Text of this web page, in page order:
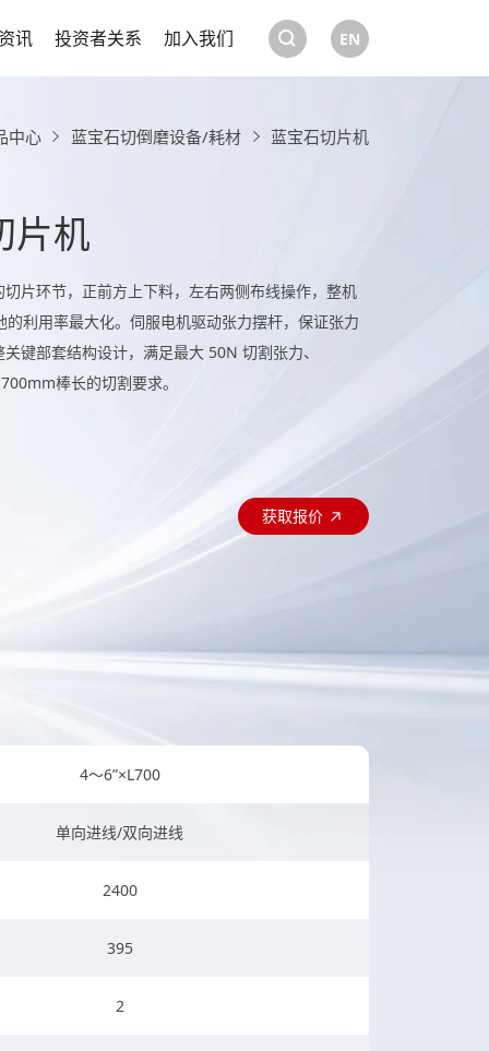
讯 投资者关系 加入我们 EN
中心 蓝宝石切倒磨设备/耗材 蓝宝石切片机
片机
片环节，正前方上下料，左右两侧布线操作，整机
利用率最大化。伺服电机驱动张力摆杆，保证张力
键部套结构设计，满足最大 50N 切割张力、
棒长的切割要求。
获取报价
4～6”×L700
单向进线/双向进线
2400
395
2